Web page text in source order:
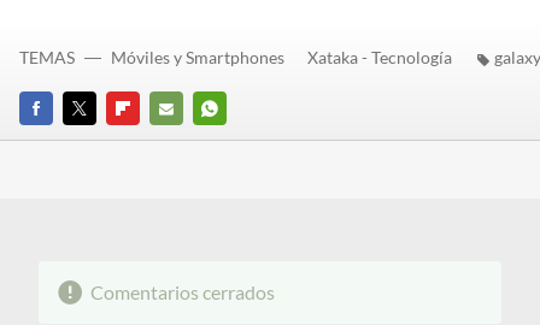
FACEBOOK
TWITTERFLIPBOARD
E-
WHATSAPP
TEMAS Móviles y Smartphones Xataka - Tecnología galaxy
Comentarios cerrados